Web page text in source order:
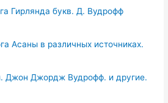
Гирлянда букв. Д. Вудрофф
Асаны в различных источниках.
Джон Джордж Вудрофф. и другие.